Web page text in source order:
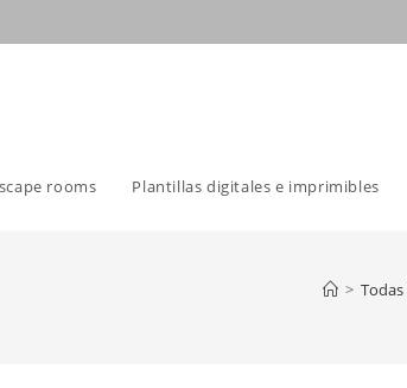
rooms Plantillas digitales e imprimibles
>